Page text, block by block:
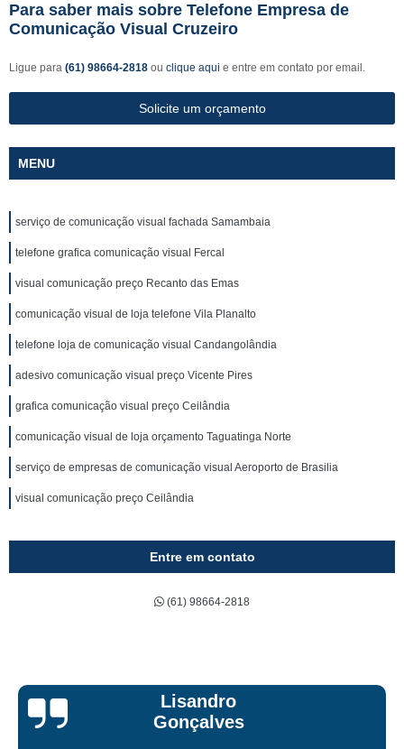
Para saber mais sobre Telefone Empresa de
Comunicação Visual Cruzeiro
Ligue para (61) 98664-2818 ou clique aqui e entre em contato por email.
Solicite um orçamento
MENU
serviço de comunicação visual fachada Samambaia
telefone grafica comunicação visual Fercal
visual comunicação preço Recanto das Emas
comunicação visual de loja telefone Vila Planalto
telefone loja de comunicação visual Candangolândia
adesivo comunicação visual preço Vicente Pires
grafica comunicação visual preço Ceilândia
comunicação visual de loja orçamento Taguatinga Norte
serviço de empresas de comunicação visual Aeroporto de Brasilia
visual comunicação preço Ceilândia
Entre em contato
(61) 98664-2818